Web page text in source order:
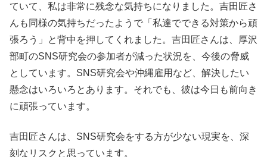
ていて、私は非常に残念な気持ちになりました。吉田匠さ
んも同様の気持ちだったようで「私達でできる対策から頑
張ろう」と背中を押してくれました。吉田匠さんは、厚沢
部町のSNS研究会の参加者が減った状況を、今後の脅威
としています。SNS研究会や沖縄雇用など、解決したい
懸念はいろいろとあります。それでも、彼は今日も前向き
に頑張っています。
吉田匠さんは、SNS研究会をする方が少ない現実を、深
刻なリスクと思っています。